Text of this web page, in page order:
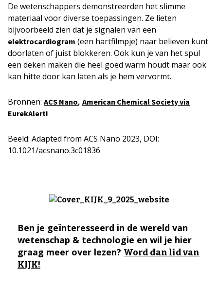
De wetenschappers demonstreerden het slimme
materiaal voor diverse toepassingen. Ze lieten
bijvoorbeeld zien dat je signalen van een
elektrocardiogram (een hartfilmpje) naar believen kunt
doorlaten of juist blokkeren. Ook kun je van het spul
een deken maken die heel goed warm houdt maar ook
kan hitte door kan laten als je hem vervormt.
Bronnen: ACS Nano, American Chemical Society via
EurekAlert!
Beeld: Adapted from ACS Nano 2023, DOI:
10.1021/acsnano.3c01836
Ben je geïnteresseerd in de wereld van
wetenschap & technologie en wil je hier
graag meer over lezen? Word dan lid van
KIJK!